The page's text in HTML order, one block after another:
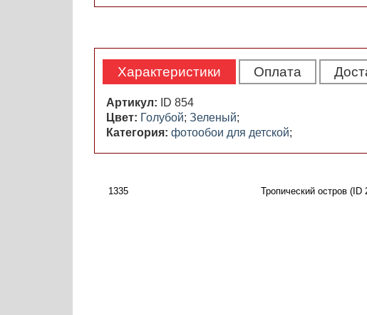
Характеристики Оплата
Артикул:
ID 854
Цвет: Голубой; Зеленый;
Категория: фотообои для детской;
1335 Тропический остров (ID